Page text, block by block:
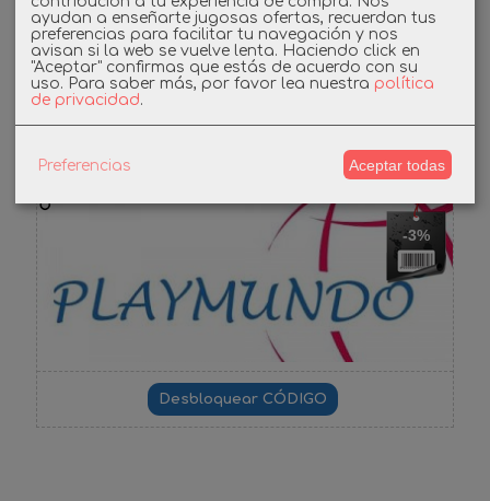
Facebook
-3%
ayudan a enseñarte jugosas ofertas, recuerdan tus
preferencias para facilitar tu navegación y nos
avisan si la web se vuelve lenta. Haciendo click en
"Aceptar" confirmas que estás de acuerdo con su
uso. Para saber más, por favor lea nuestra política
de privacidad.
Preferencias Aceptar todas